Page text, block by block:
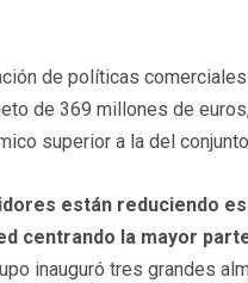
de políticas
de 369 millones de
superior a la del
están reduciendo
centrando la mayor
inauguró tres grandes